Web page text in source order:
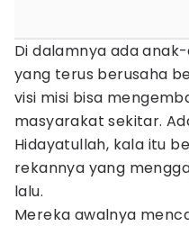
Di dalamnya ada
yang terus berusaha
visi misi bisa
masyarakat sekitar.
Hidayatullah, kala itu
rekannya yang
lalu.
Mereka awalnya